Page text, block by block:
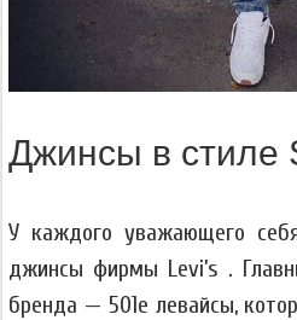
Джинсы в стиле
У каждого уважающего
джинсы фирмы Levi’s .
бренда — 501е левайсы,